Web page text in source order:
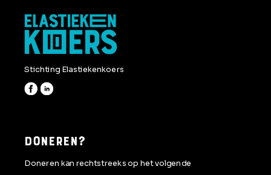
Stichting Elastiekenkoers
DONEREN?
Doneren kan rechtstreeks op het volgende